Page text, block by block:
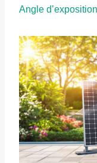
Angle